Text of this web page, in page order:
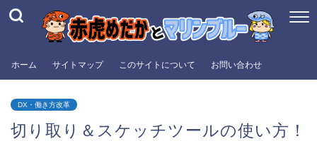
ホーム サイトマップ このサイトについて お問い合わせ
DX・働き方改革
切り取り＆スケッチツールの使い方！